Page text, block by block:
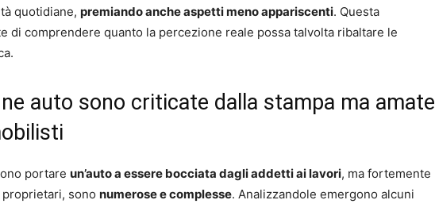
quotidiane, premiando anche aspetti meno appariscenti. Questa
di comprendere quanto la percezione reale possa talvolta ribaltare le
auto sono criticate dalla stampa ma amate
portare un’auto a essere bocciata dagli addetti ai lavori, ma fortemente
sono numerose e complesse. Analizzandole emergono alcuni